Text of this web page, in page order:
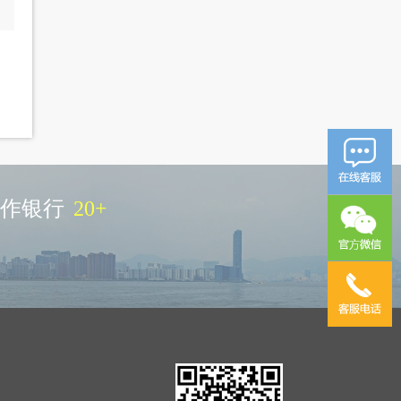
银行 20+